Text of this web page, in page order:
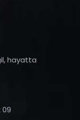
hayatta
09